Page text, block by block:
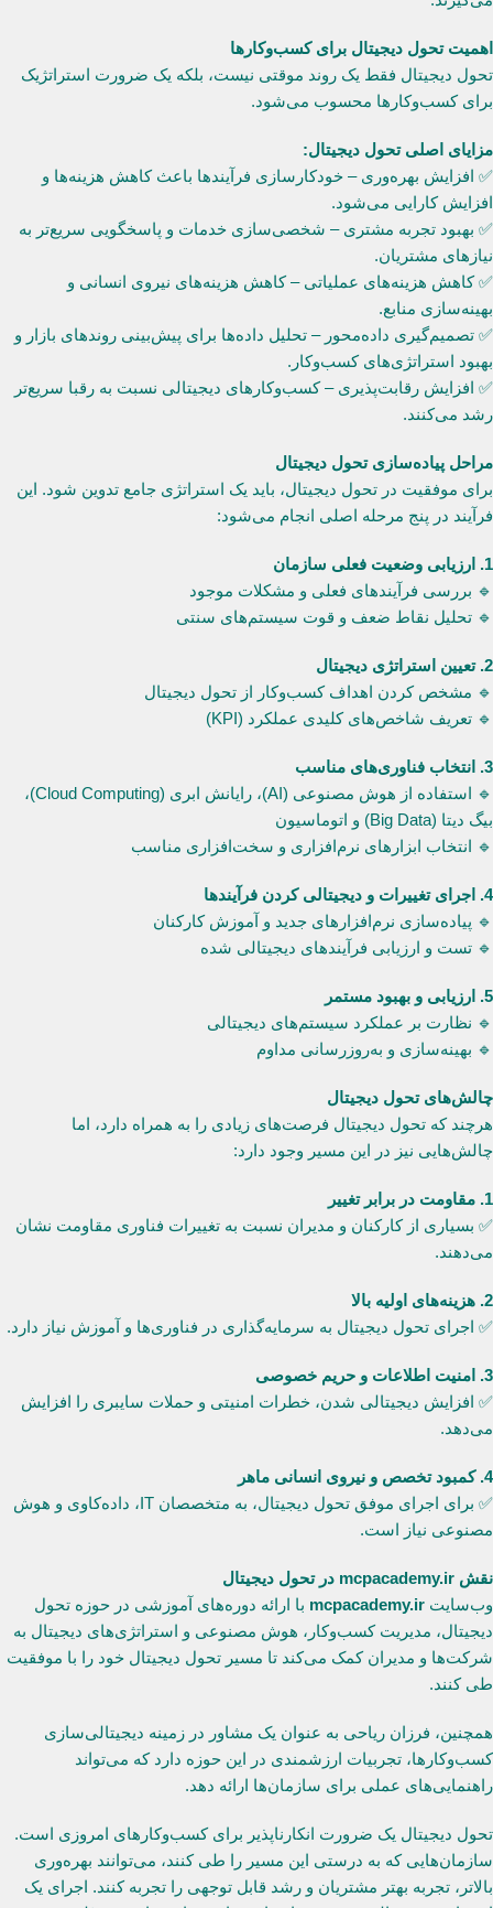
اهمیت تحول دیجیتال برای کسب‌وکارها
تحول دیجیتال فقط یک روند موقتی نیست، بلکه یک ضرورت استراتژیک
برای کسب‌وکارها محسوب می‌شود.
مزایای اصلی تحول دیجیتال:
✅ افزایش بهره‌وری – خودکارسازی فرآیندها باعث کاهش هزینه‌ها و
افزایش کارایی می‌شود.
✅ بهبود تجربه مشتری – شخصی‌سازی خدمات و پاسخگویی سریع‌تر به
نیازهای مشتریان.
✅ کاهش هزینه‌های عملیاتی – کاهش هزینه‌های نیروی انسانی و
بهینه‌سازی منابع.
✅ تصمیم‌گیری داده‌محور – تحلیل داده‌ها برای پیش‌بینی روندهای بازار و
بهبود استراتژی‌های کسب‌وکار.
✅ افزایش رقابت‌پذیری – کسب‌وکارهای دیجیتالی نسبت به رقبا سریع‌تر
رشد می‌کنند.
مراحل پیاده‌سازی تحول دیجیتال
برای موفقیت در تحول دیجیتال، باید یک استراتژی جامع تدوین شود. این
فرآیند در پنج مرحله اصلی انجام می‌شود:
1. ارزیابی وضعیت فعلی سازمان
🔹 بررسی فرآیندهای فعلی و مشکلات موجود
🔹 تحلیل نقاط ضعف و قوت سیستم‌های سنتی
2. تعیین استراتژی دیجیتال
🔹 مشخص کردن اهداف کسب‌وکار از تحول دیجیتال
🔹 تعریف شاخص‌های کلیدی عملکرد (KPI)
3. انتخاب فناوری‌های مناسب
🔹 استفاده از هوش مصنوعی (AI)، رایانش ابری (Cloud Computing)،
بیگ دیتا (Big Data) و اتوماسیون
🔹 انتخاب ابزارهای نرم‌افزاری و سخت‌افزاری مناسب
4. اجرای تغییرات و دیجیتالی کردن فرآیندها
🔹 پیاده‌سازی نرم‌افزارهای جدید و آموزش کارکنان
🔹 تست و ارزیابی فرآیندهای دیجیتالی شده
5. ارزیابی و بهبود مستمر
🔹 نظارت بر عملکرد سیستم‌های دیجیتالی
🔹 بهینه‌سازی و به‌روزرسانی مداوم
چالش‌های تحول دیجیتال
هرچند که تحول دیجیتال فرصت‌های زیادی را به همراه دارد، اما
چالش‌هایی نیز در این مسیر وجود دارد:
1. مقاومت در برابر تغییر
✅ بسیاری از کارکنان و مدیران نسبت به تغییرات فناوری مقاومت نشان
می‌دهند.
2. هزینه‌های اولیه بالا
✅ اجرای تحول دیجیتال به سرمایه‌گذاری در فناوری‌ها و آموزش نیاز دارد.
3. امنیت اطلاعات و حریم خصوصی
✅ افزایش دیجیتالی شدن، خطرات امنیتی و حملات سایبری را افزایش
می‌دهد.
4. کمبود تخصص و نیروی انسانی ماهر
✅ برای اجرای موفق تحول دیجیتال، به متخصصان IT، داده‌کاوی و هوش
مصنوعی نیاز است.
نقش mcpacademy.ir در تحول دیجیتال
وب‌سایت mcpacademy.ir با ارائه دوره‌های آموزشی در حوزه تحول
دیجیتال، مدیریت کسب‌وکار، هوش مصنوعی و استراتژی‌های دیجیتال به
شرکت‌ها و مدیران کمک می‌کند تا مسیر تحول دیجیتال خود را با موفقیت
طی کنند.
همچنین، فرزان ریاحی به عنوان یک مشاور در زمینه دیجیتالی‌سازی
کسب‌وکارها، تجربیات ارزشمندی در این حوزه دارد که می‌تواند
راهنمایی‌های عملی برای سازمان‌ها ارائه دهد.
تحول دیجیتال یک ضرورت انکارناپذیر برای کسب‌وکارهای امروزی است.
سازمان‌هایی که به درستی این مسیر را طی کنند، می‌توانند بهره‌وری
بالاتر، تجربه بهتر مشتریان و رشد قابل توجهی را تجربه کنند. اجرای یک